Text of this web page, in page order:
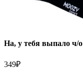
На, у тебя выпало ч/о
349₽